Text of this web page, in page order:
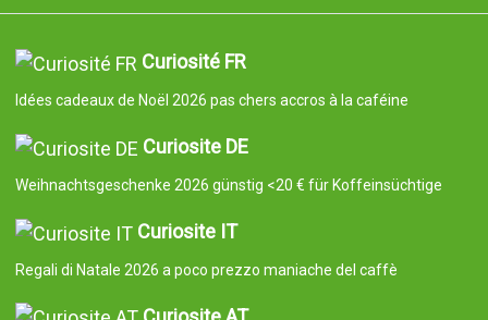
Curiosité FR
Idées cadeaux de Noël 2026 pas chers accros à la caféine
Curiosite DE
Weihnachtsgeschenke 2026 günstig <20 € für Koffeinsüchtige
Curiosite IT
Regali di Natale 2026 a poco prezzo maniache del caffè